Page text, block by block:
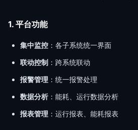
1. 平台功能
集中监控 ：各子系统统一界面
联动控制 ：跨系统联动
报警管理 ：统一报警处理
数据分析：能耗、运行数据分析
报表管理 ：运行报表、能耗报表